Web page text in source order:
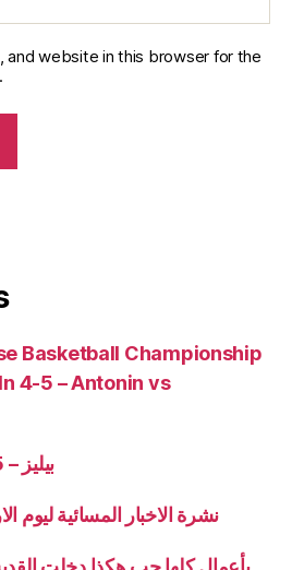
and website in this browser for the
Basketball Championship
4-5 – Antonin vs
Minal – 11/06/2025 – بيليز
نشرة الاخبار المسائية ليوم الاربعاء 11